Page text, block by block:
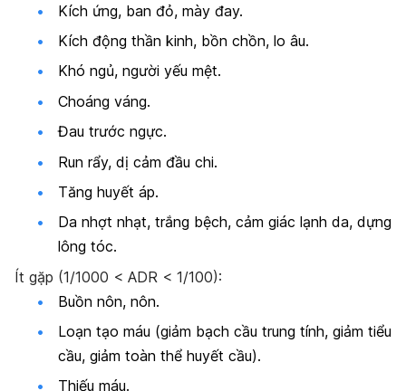
Kích ứng, ban đỏ, mày đay.
Kích động thần kinh, bồn chồn, lo âu.
Khó ngủ, người yếu mệt.
Choáng váng.
Đau trước ngực.
Run rẩy, dị cảm đầu chi.
Tăng huyết áp.
Da nhợt nhạt, trắng bệch, cảm giác lạnh da, dựng
lông tóc.
Ít gặp (1/1000 < ADR < 1/100):
Buồn nôn, nôn.
Loạn tạo máu (giảm bạch cầu trung tính, giảm tiểu
cầu, giảm toàn thể huyết cầu).
Thiếu máu.